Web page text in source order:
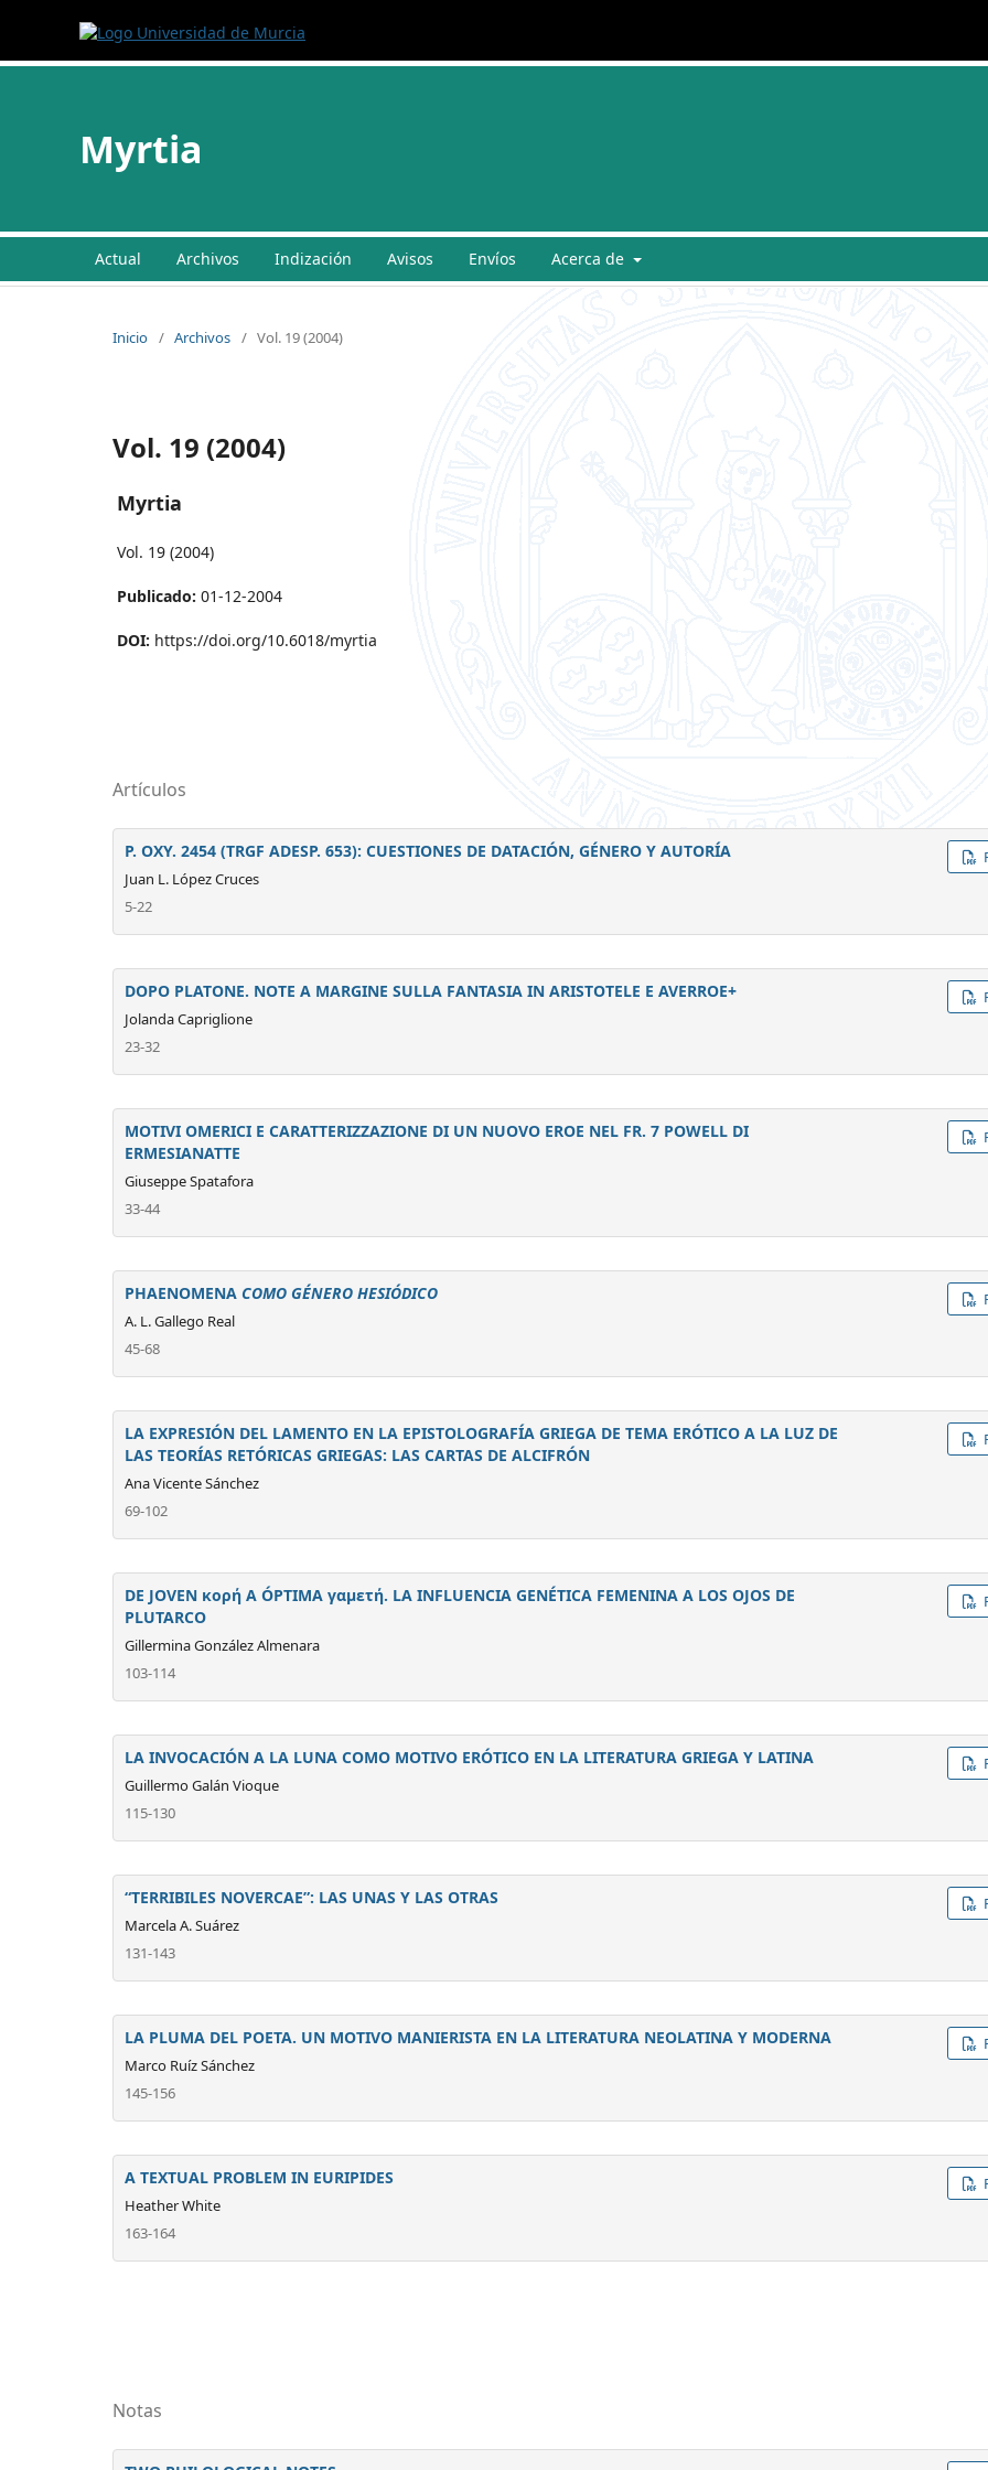
Myrtia
Actual Archivos Indización Avisos Envíos Acerca de
Inicio / Archivos / Vol. 19 (2004)
Vol. 19 (2004)
Myrtia
Vol. 19 (2004)
Publicado: 01-12-2004
DOI: https://doi.org/10.6018/myrtia
Artículos
P. OXY. 2454 (TRGF ADESP. 653): CUESTIONES DE DATACIÓN, GÉNERO Y AUTORÍA
Juan L. López Cruces
5-22
DOPO PLATONE. NOTE A MARGINE SULLA FANTASIA IN ARISTOTELE E AVERROE+
Jolanda Capriglione
23-32
MOTIVI OMERICI E CARATTERIZZAZIONE DI UN NUOVO EROE NEL FR. 7 POWELL DI
ERMESIANATTE
Giuseppe Spatafora
33-44
PHAENOMENA COMO GÉNERO HESIÓDICO
A. L. Gallego Real
45-68
LA EXPRESIÓN DEL LAMENTO EN LA EPISTOLOGRAFÍA GRIEGA DE TEMA ERÓTICO A LA LUZ DE
LAS TEORÍAS RETÓRICAS GRIEGAS: LAS CARTAS DE ALCIFRÓN
Ana Vicente Sánchez
69-102
DE JOVEN κορή A ÓPTIMA γαμετή. LA INFLUENCIA GENÉTICA FEMENINA A LOS OJOS DE
PLUTARCO
Gillermina González Almenara
103-114
LA INVOCACIÓN A LA LUNA COMO MOTIVO ERÓTICO EN LA LITERATURA GRIEGA Y LATINA
Guillermo Galán Vioque
115-130
“TERRIBILES NOVERCAE”: LAS UNAS Y LAS OTRAS
Marcela A. Suárez
131-143
LA PLUMA DEL POETA. UN MOTIVO MANIERISTA EN LA LITERATURA NEOLATINA Y MODERNA
Marco Ruíz Sánchez
145-156
A TEXTUAL PROBLEM IN EURIPIDES
Heather White
163-164
Notas